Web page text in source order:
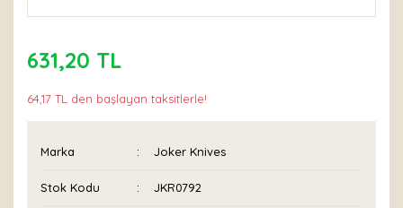
631,20 TL
64,17 TL den başlayan taksitlerle!
Marka Joker Knives
Stok Kodu JKR0792